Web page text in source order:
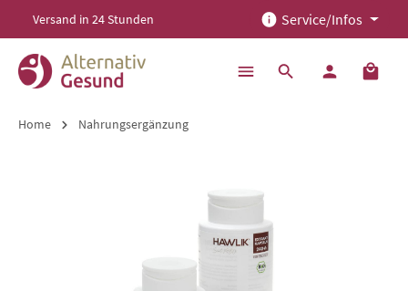
springen
Versand in 24 Stunden Service/Infos
Home Nahrungsergänzung